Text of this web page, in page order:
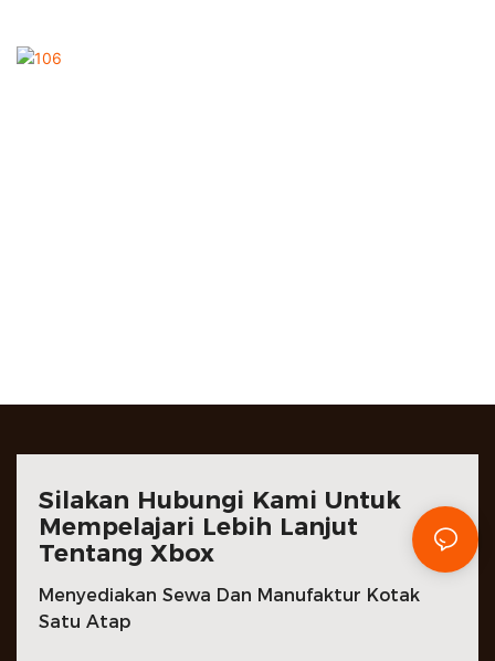
Silakan Hubungi Kami Untuk
Mempelajari Lebih Lanjut
Tentang Xbox
Menyediakan Sewa Dan Manufaktur Kotak
Satu Atap